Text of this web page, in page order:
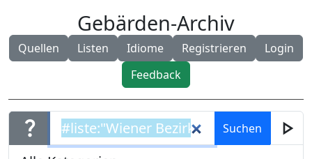
Gebärden-Archiv
Quellen Listen Idiome Registrieren
Login
Feedback
question_mark play_arrow